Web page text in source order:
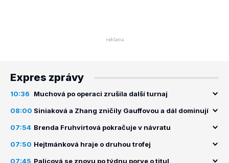
Expres zprávy
10:36 Muchová po operaci zrušila další turnaj
08:00 Siniaková a Zhang zničily Gauffovou a dál dominují
07:54 Brenda Fruhvirtová pokračuje v návratu
07:50 Hejtmánková hraje o druhou trofej
07:45 Palicová se znovu po týdnu porve o titul